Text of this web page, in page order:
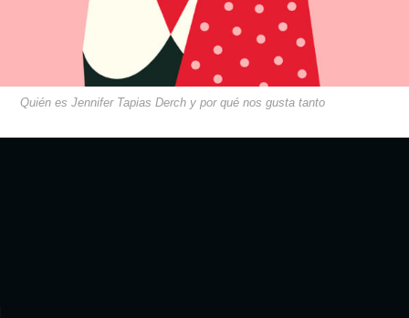
Quién es Jennifer Tapias Derch y por qué nos gusta tanto